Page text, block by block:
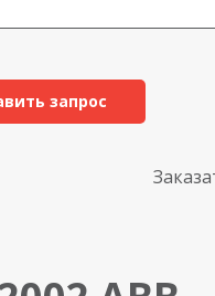
запрос